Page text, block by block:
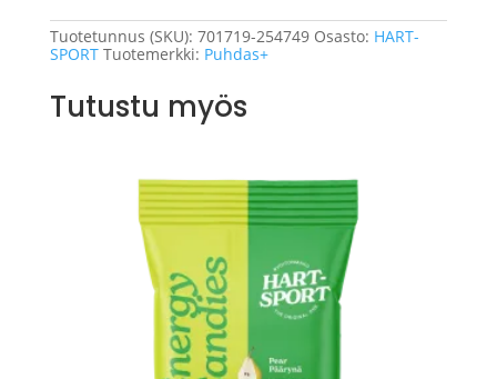
määrä
Tuotetunnus (SKU): 701719-254749 Osasto: HART-
SPORT Tuotemerkki: Puhdas+
Tutustu myös